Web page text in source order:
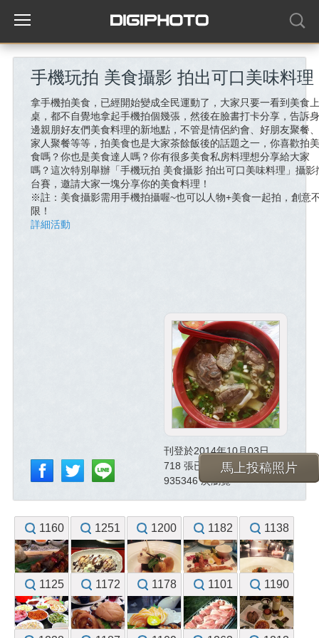
手機玩拍 美食攝影 拍出可口美味料理
拿手機拍美食，已經開始變成全民運動了，大家只要一看到美食
桌，都不自覺地拿起手機拍個幾張，然後在臉書打卡分享，告訴
邊親朋好友們美食料理的新地點，不管是情侶約會、好朋友聚餐
家人聚餐等等，拍美食也是大家茶餘飯後的話題之一，你喜歡拍
食嗎？你也是美食達人嗎？你有很多美食私房料理想分享給大家
嗎？這次特別舉辦「手機玩拍 美食攝影 拍出可口美味料理」攝影
台賽，邀請大家一塊分享你的美食料理！
※註：美食攝影需用手機拍攝喔~也可以人物+美食一起拍，創意
限！
詳細活動
馬上投稿照片
刊登於2014年10月03日
718 張已投稿照片
935346 次瀏覽
1160 1251 1200 1182 1138
1125 1172 1178 1101 1190